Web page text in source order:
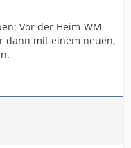
Vor der Heim-WM
dann mit einem neuen,